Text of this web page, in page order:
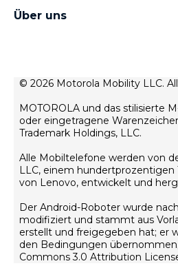
thinkphone by motorola
moto tag
Meine Bestellungen
Reparaturstatus
Wiederherstellung und Smart-
motorola impressum
Über uns
Verkaufsbedingungen
Datenschutz
Innovation
Rekrutierung
Datenschutzrichtlinie für
© 2026 Motorola Mobility LLC.
MOTOROLA und das stilisierte
oder eingetragene
Trademark Holdings, LLC.
Alle Mobiltelefone werden von
LLC, einem
von Lenovo, entwickelt und
Der Android-Roboter wurde
modifiziert und stammt aus
erstellt und freigegeben hat; er
den Bedingungen
Commons 3.0 Attribution